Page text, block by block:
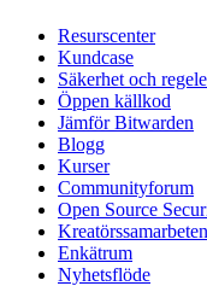
Resurscenter
Kundcase
Säkerhet och
Öppen källkod
Jämför Bitwarden
Blogg
Kurser
Communityforum
Open Source
Kreatörssamarbeten
Enkätrum
Nyhetsflöde